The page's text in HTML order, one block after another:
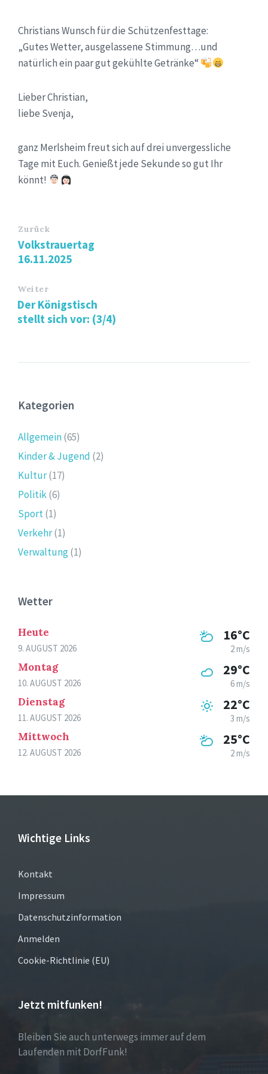
Christians Wunsch für die Schützenfesttage:
„Gutes Wetter, ausgelassene Stimmung…und
natürlich ein paar gut gekühlte Getränke“
Lieber Christian,
liebe Svenja,
ganz Merlsheim freut sich auf drei unvergessliche
Tage mit Euch. Genießt jede Sekunde so gut Ihr
könnt!
Zurück
Volkstrauertag
16.11.2025
Weiter
Der Königstisch
stellt sich vor: (3/4)
Kategorien
Allgemein(65)
Kinder & Jugend (2)
Kultur(17)
Politik(6)
Sport(1)
Verkehr(1)
Verwaltung(1)
Wetter
Heute
9. AUGUST 2026
16°C
2 m/s
Montag
10. AUGUST 2026
29°C
6 m/s
Dienstag
11. AUGUST 2026
22°C
3 m/s
Mittwoch
12. AUGUST 2026
25°C
2 m/s
Wichtige Links
Kontakt
Impressum
Datenschutzinformation
Anmelden
Cookie-Richtlinie (EU)
Jetzt mitfunken!
Bleiben Sie auch unterwegs immer auf dem
Laufenden mit DorfFunk!